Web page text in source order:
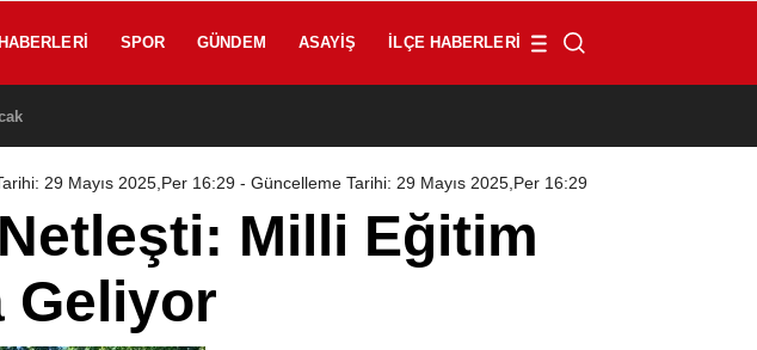
SPOR GÜNDEM ASAYIŞ İLÇE HABERLERI
29 Mayıs 2025,Per 16:29 - Güncelleme Tarihi: 29 Mayıs 2025,Per 16:29
Milli Eğitim
Geliyor